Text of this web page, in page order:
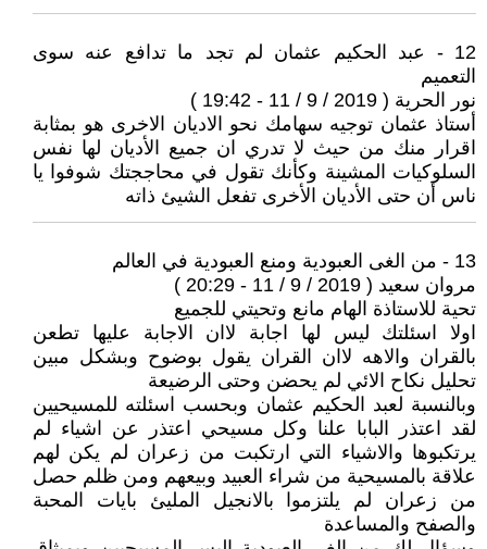
12 - عبد الحكيم عثمان لم تجد ما تدافع عنه سوى
التعميم
نور الحرية ( 2019 / 9 / 11 - 19:42 )
أستاذ عثمان توجيه سهامك نحو الاديان الاخرى هو بمثابة
اقرار منك من حيث لا تدري ان جميع الأديان لها نفس
السلوكيات المشينة وكأنك تقول في محاججتك شوفوا يا
ناس أن حتى الأديان الأخرى تفعل الشيئ ذاته
13 - من الغى العبودية ومنع العبودية في العالم
مروان سعيد ( 2019 / 9 / 11 - 20:29 )
تحية للاستاذة الهام مانع وتحيتي للجميع
اولا اسئلتك ليس لها اجابة لاان الاجابة عليها تطعن
بالقران والاهه لاان القران يقول بوضوح وبشكل مبين
تحليل نكاح الائي لم يحضن وحتى الرضيعة
وبالنسبة لعبد الحكيم عثمان وبحسب اسئلته للمسيحيين
لقد اعتذر البابا علنا وكل مسيحي اعتذر عن اشياء لم
يرتكبوها والاشياء التي ارتكبت من زعران لم يكن لهم
علاقة بالمسيحية من شراء العبيد وبيعهم ومن ظلم حصل
من زعران لم يلتزموا بالانجيل المليئ بايات المحبة
والصفح والمساعدة